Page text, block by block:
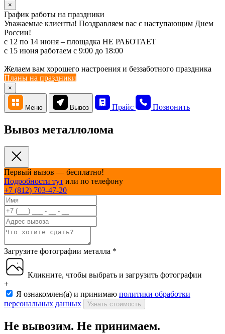
×
График работы на праздники
Уважаемые клиенты! Поздравляем вас с наступающим Днем
России!
с 12 по 14 июня – площадка НЕ РАБОТАЕТ
c 15 июня работаем с 9:00 до 18:00
Желаем вам хорошего настроения и беззаботного праздника
Планы на праздники
×
Меню Вывоз Прайс Позвонить
Вывоз металлолома
Первый вызов — бесплатно!
Подробности тут или по телефону
+7 (812) 703-47-20
Загрузите фотографии металла *
Кликните, чтобы выбрать и загрузить фотографии
+
Я ознакомлен(а) и принимаю политики обработки
персональных данных
Узнать стоимость
Не вывозим. Не принимаем.